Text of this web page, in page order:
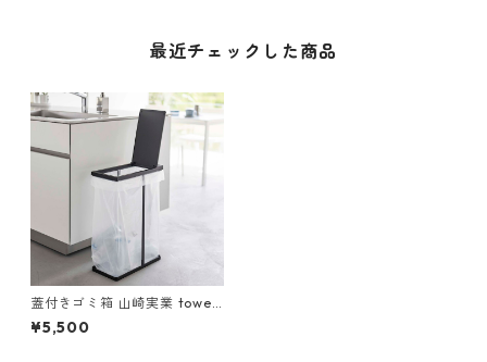
最近チェックした商品
蓋付きゴミ箱 山崎実業 tower
タワー スリム蓋付き分別ゴミ
袋ホルダー 45L ブラック
¥5,500